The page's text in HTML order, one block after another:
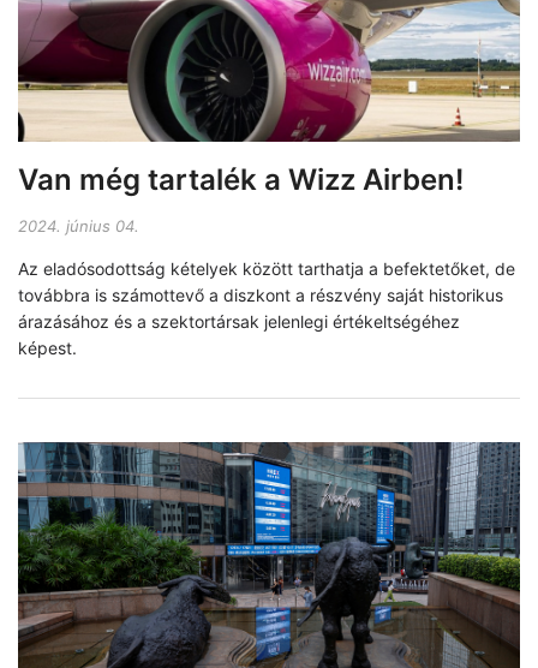
Van még tartalék a Wizz Airben!
2024. június 04.
Az eladósodottság kételyek között tarthatja a befektetőket, de
továbbra is számottevő a diszkont a részvény saját historikus
árazásához és a szektortársak jelenlegi értékeltségéhez
képest.